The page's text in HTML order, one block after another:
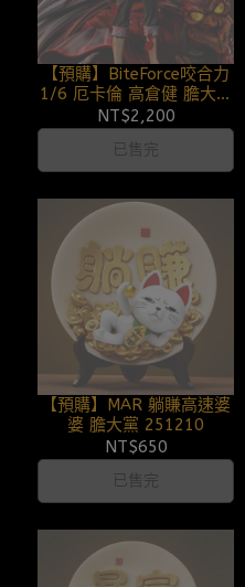
【預購】BiteForce咬合力
1/6 厄卡倫 高倉健 膽大黨
DANDADAN系列 第一彈
(雙版本) 251215
NT$2,200
已售完
【預購】MAR 躺賺高速婆
婆 膽大黨 251210
NT$650
已售完